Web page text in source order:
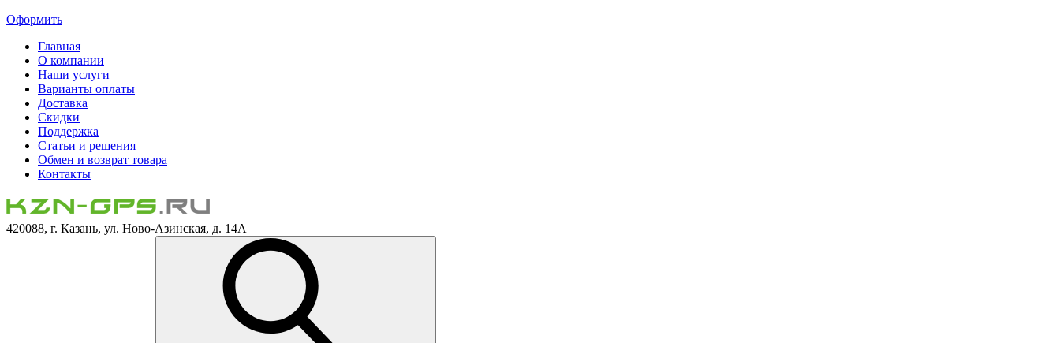
Оформить
Главная
О компании
Наши услуги
Варианты оплаты
Доставка
Скидки
Поддержка
Статьи и решения
Обмен и возврат товара
Контакты
420088, г. Казань, ул. Ново-Азинская, д. 14А